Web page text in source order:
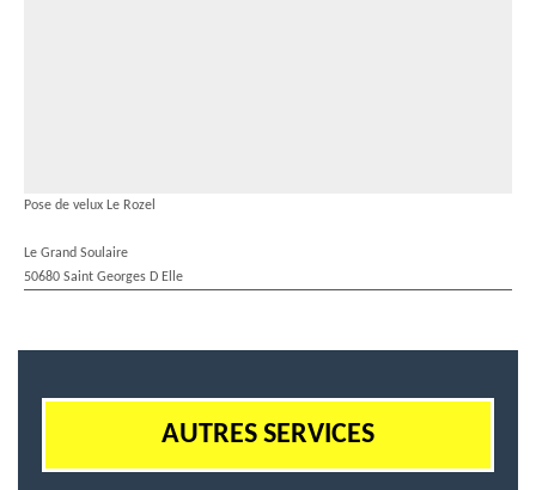
Pose de velux Le Rozel
Le Grand Soulaire
50680 Saint Georges D Elle
AUTRES SERVICES